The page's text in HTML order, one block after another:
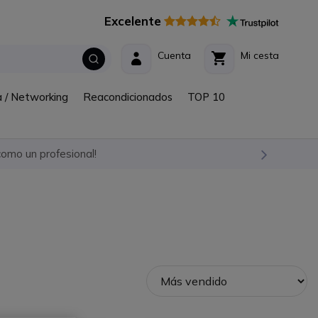
Excelente
Mi cesta
Cuenta
/ Networking Reacondicionados TOP 10
un profesional!